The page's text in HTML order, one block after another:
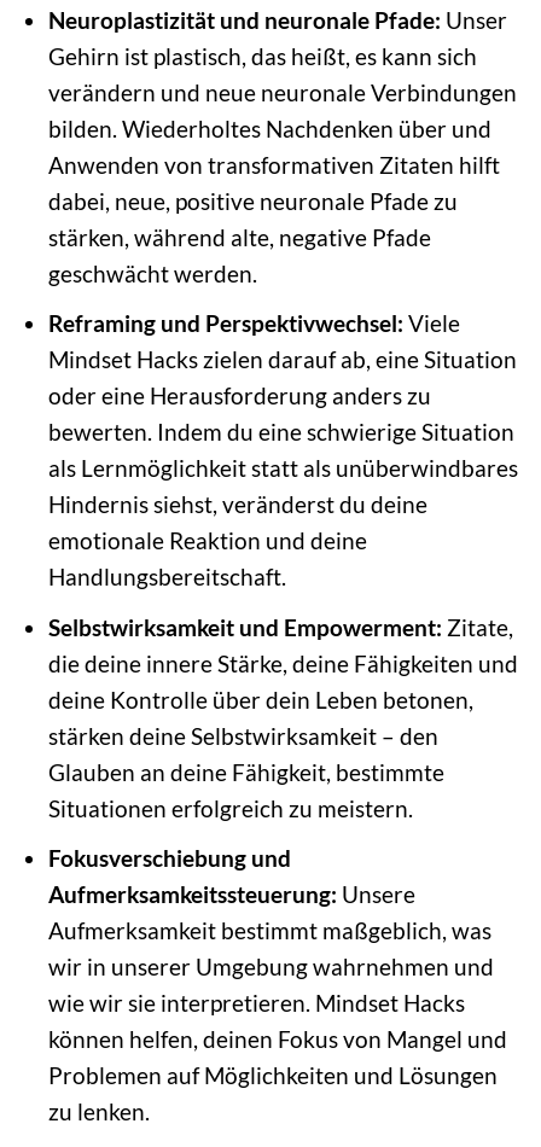
Neuroplastizität und neuronale Pfade: Unser
Gehirn ist plastisch, das heißt, es kann sich
verändern und neue neuronale Verbindungen
bilden. Wiederholtes Nachdenken über und
Anwenden von transformativen Zitaten hilft
dabei, neue, positive neuronale Pfade zu
stärken, während alte, negative Pfade
geschwächt werden.
Reframing und Perspektivwechsel: Viele
Mindset Hacks zielen darauf ab, eine Situation
oder eine Herausforderung anders zu
bewerten. Indem du eine schwierige Situation
als Lernmöglichkeit statt als unüberwindbares
Hindernis siehst, veränderst du deine
emotionale Reaktion und deine
Handlungsbereitschaft.
Selbstwirksamkeit und Empowerment: Zitate,
die deine innere Stärke, deine Fähigkeiten und
deine Kontrolle über dein Leben betonen,
stärken deine Selbstwirksamkeit – den
Glauben an deine Fähigkeit, bestimmte
Situationen erfolgreich zu meistern.
Fokusverschiebung und
Aufmerksamkeitssteuerung: Unsere
Aufmerksamkeit bestimmt maßgeblich, was
wir in unserer Umgebung wahrnehmen und
wie wir sie interpretieren. Mindset Hacks
können helfen, deinen Fokus von Mangel und
Problemen auf Möglichkeiten und Lösungen
zu lenken.